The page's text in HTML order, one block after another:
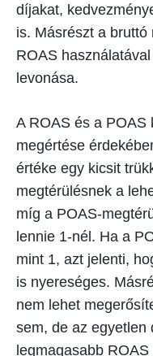
díjakat,
is. Másrészt a
ROAS
levonása.
A ROAS és a POAS
megértése
értéke egy kicsit
megtérülésnek a
míg a POAS-
lennie 1-nél. Ha a
mint 1, azt jelenti,
is nyereséges.
nem lehet
sem, de az egyetlen
legmagasabb